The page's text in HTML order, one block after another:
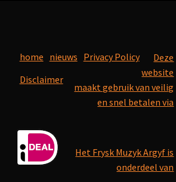
home nieuws Privacy Policy
Disclaimer
Deze
website
maakt gebruik van veilig
en snel betalen via
Het Frysk Muzyk Argyf is
onderdeel van